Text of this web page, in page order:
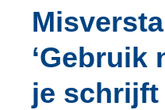
‘Gebruik
je schrijft